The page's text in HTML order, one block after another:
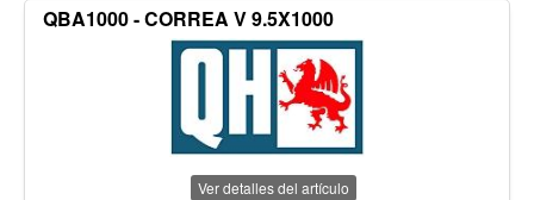
QBA1000 - CORREA V 9.5X1000
Ver detalles del artículo